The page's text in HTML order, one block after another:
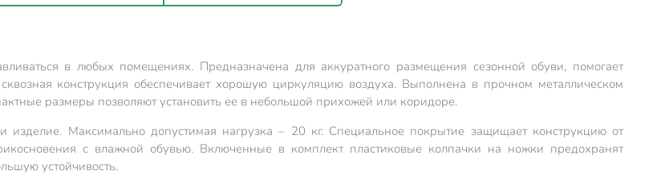
в любых помещениях. Предназначена для аккуратного размещения сезонной обуви, помогает
конструкция обеспечивает хорошую циркуляцию воздуха. Выполнена в прочном металлическом
размеры позволяют установить ее в небольшой прихожей или коридоре.
Максимально допустимая нагрузка – 20 кг. Специальное покрытие защищает конструкцию от
с влажной обувью. Включенные в комплект пластиковые колпачки на ножки предохранят
устойчивость.